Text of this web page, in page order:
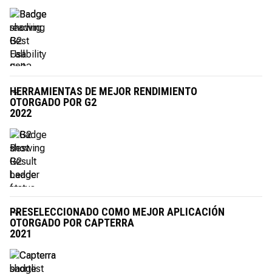
HERRAMIENTAS DE MEJOR RENDIMIENTO
OTORGADO POR G2
2022
PRESELECCIONADO COMO MEJOR APLICACIÓN
OTORGADO POR CAPTERRA
2021